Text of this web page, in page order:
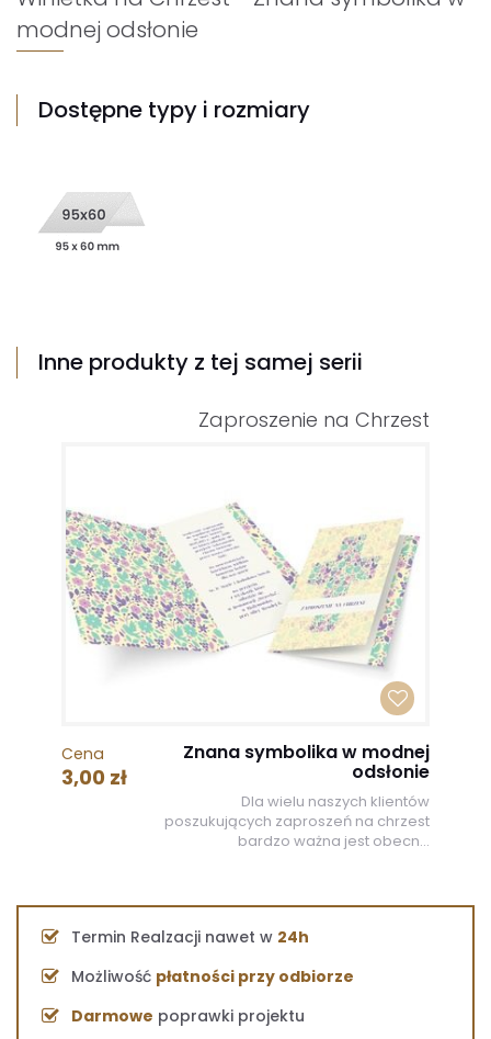
modnej odsłonie
Dostępne typy i rozmiary
Inne produkty z tej samej serii
Zaproszenie na Chrzest
Cena
3,00 zł
Znana symbolika w modnej
odsłonie
Dla wielu naszych klientów
poszukujących zaproszeń na chrzest
bardzo ważna jest obecn...
Termin Realzacji nawet w 24h
Możliwość płatności przy odbiorze
Darmowe poprawki projektu